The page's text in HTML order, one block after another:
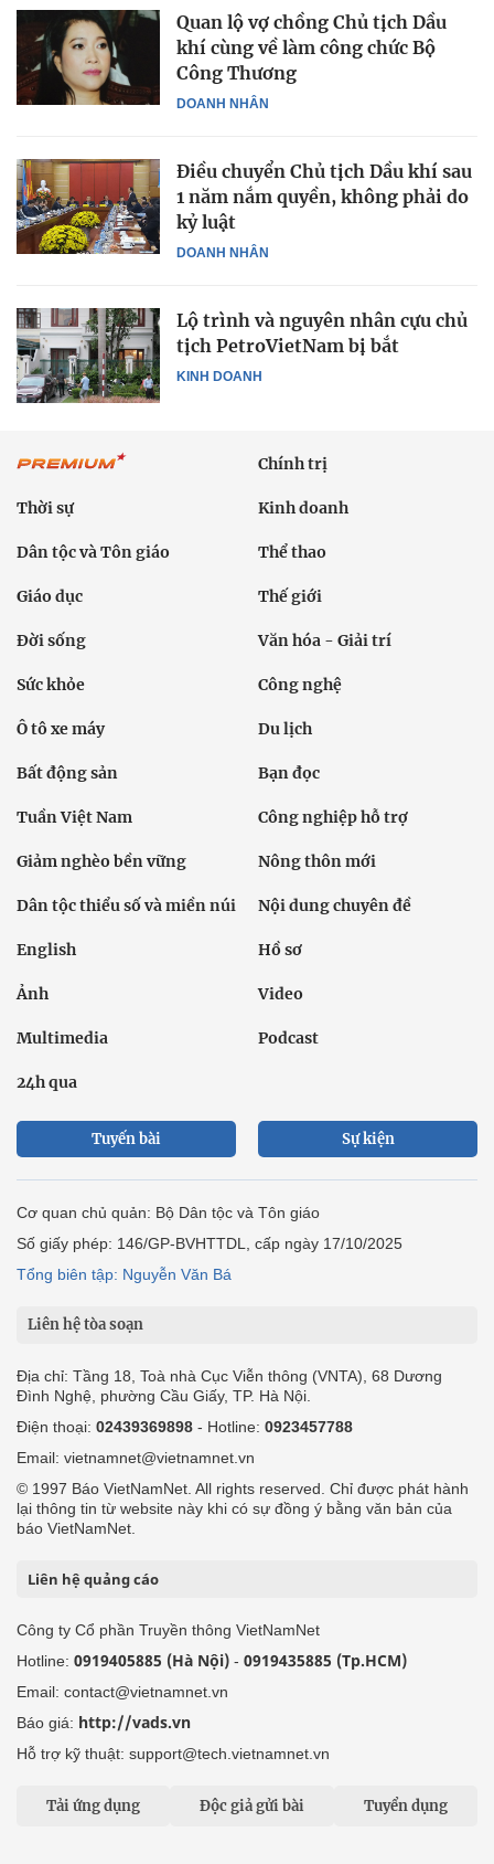
DOANH NHÂN
Quan lộ vợ chồng Chủ tịch Dầu
khí cùng về làm công chức Bộ
Công Thương
DOANH NHÂN
Điều chuyển Chủ tịch Dầu khí sau
1 năm nắm quyền, không phải do
kỷ luật
KINH DOANH
Lộ trình và nguyên nhân cựu chủ
tịch PetroVietNam bị bắt
Chính trị
Thời sự Kinh doanh
Dân tộc và Tôn giáo Thể thao
Giáo dục Thế giới
Đời sống Văn hóa - Giải trí
Sức khỏe Công nghệ
Ô tô xe máy Du lịch
Bất động sản Bạn đọc
Tuần Việt Nam Công nghiệp hỗ trợ
Giảm nghèo bền vững Nông thôn mới
Dân tộc thiểu số và miền núi Nội dung chuyên đề
English Hồ sơ
Ảnh Video
Multimedia Podcast
24h qua
Tuyến bài Sự kiện
Cơ quan chủ quản: Bộ Dân tộc và Tôn giáo
Số giấy phép: 146/GP-BVHTTDL, cấp ngày 17/10/2025
Tổng biên tập: Nguyễn Văn Bá
Liên hệ tòa soạn
Địa chỉ: Tầng 18, Toà nhà Cục Viễn thông (VNTA), 68 Dương
Đình Nghệ, phường Cầu Giấy, TP. Hà Nội.
Điện thoại: 02439369898 - Hotline: 0923457788
Email: vietnamnet@vietnamnet.vn
© 1997 Báo VietNamNet. All rights reserved. Chỉ được phát hành
lại thông tin từ website này khi có sự đồng ý bằng văn bản của
báo VietNamNet.
Liên hệ quảng cáo
Công ty Cổ phần Truyền thông VietNamNet
Hotline: 0919405885 (Hà Nội) - 0919435885 (Tp.HCM)
Email: contact@vietnamnet.vn
Báo giá: http://vads.vn
Hỗ trợ kỹ thuật: support@tech.vietnamnet.vn
Tải ứng dụng Độc giả gửi bài Tuyển dụng